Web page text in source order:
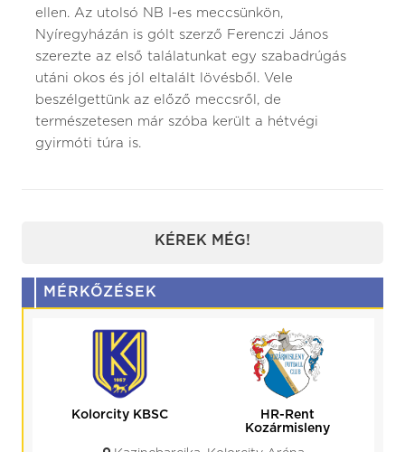
ellen. Az utolsó NB I-es meccsünkön,
Nyíregyházán is gólt szerző Ferenczi János
szerezte az első találatunkat egy szabadrúgás
utáni okos és jól eltalált lövésből. Vele
beszélgettünk az előző meccsről, de
természetesen már szóba került a hétvégi
gyirmóti túra is.
KÉREK MÉG!
MÉRKŐZÉSEK
Kolorcity KBSC
HR-Rent
Kozármisleny